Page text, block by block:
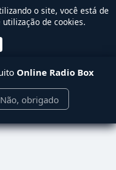
o site, você está de
de cookies.
Online Radio Box
Não, obrigado